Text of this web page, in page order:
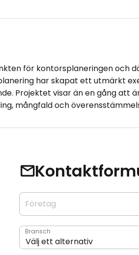
för kontorsplaneringen och
har skapat ett utmärkt
Projektet visar än en gång att
mångfald och
Företag
Bransch